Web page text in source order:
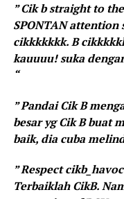
” Cik b straight to
SPONTAN attention
cikkkkkkk. B
kauuuu! suka
“
” Pandai Cik B
besar yg Cik B buat
baik, dia cuba
” Respect
Terbaiklah CikB.